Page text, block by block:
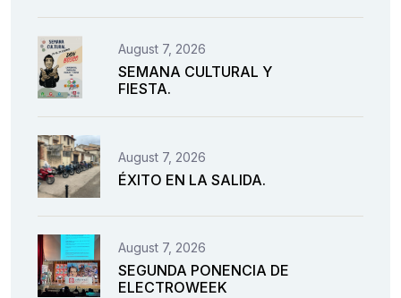
August 7, 2026
SEMANA CULTURAL Y
FIESTA.
August 7, 2026
ÉXITO EN LA SALIDA.
August 7, 2026
SEGUNDA PONENCIA DE
ELECTROWEEK